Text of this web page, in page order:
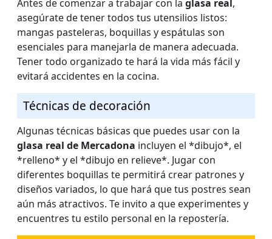
Antes de comenzar a trabajar con la glasa real ,
asegúrate de tener todos tus utensilios listos:
mangas pasteleras, boquillas y espátulas son
esenciales para manejarla de manera adecuada.
Tener todo organizado te hará la vida más fácil y
evitará accidentes en la cocina.
Técnicas de decoración
Algunas técnicas básicas que puedes usar con la
glasa real de Mercadona incluyen el *dibujo*, el
*relleno* y el *dibujo en relieve*. Jugar con
diferentes boquillas te permitirá crear patrones y
diseños variados, lo que hará que tus postres sean
aún más atractivos. Te invito a que experimentes y
encuentres tu estilo personal en la repostería.